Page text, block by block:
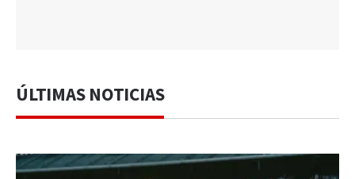
ÚLTIMAS NOTICIAS